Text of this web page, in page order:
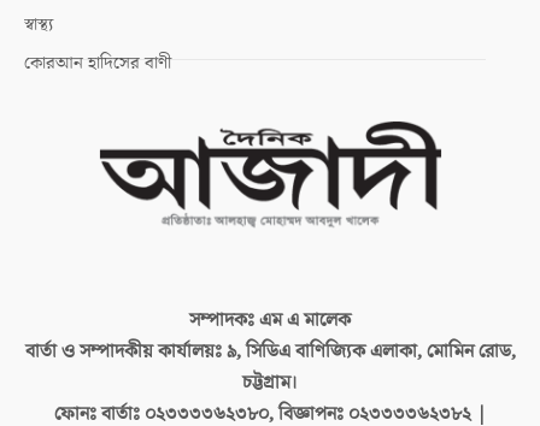
স্বাস্থ্য
কোরআন হাদিসের বাণী
সম্পাদকঃএম এ মালেক
বার্তা ও সম্পাদকীয় কার্যালয়ঃ৯, সিডিএ বাণিজ্যিক এলাকা, মোমিন রোড,
চট্টগ্রাম।
ফোনঃ বার্তাঃ ০২৩৩৩৩৬২৩৮০, বিজ্ঞাপনঃ ০২৩৩৩৩৬২৩৮২ |